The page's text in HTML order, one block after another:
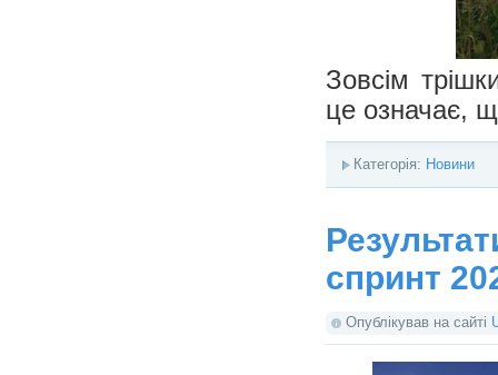
Зовсім
це означає,
Категорія: Новини
спринт
Опублікував на сайті